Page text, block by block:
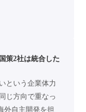
策2社は統合した
という企業体力
じ方向で重なっ
外自主開発を担